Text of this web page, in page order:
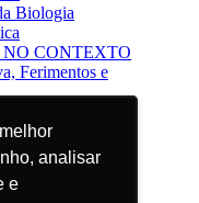
analisar
e
analisar
e
Biologia
NO CONTEXTO
Ferimentos e